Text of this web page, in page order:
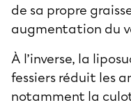
de sa propre
augmentation du
À l’inverse, la
fessiers réduit les
notamment la